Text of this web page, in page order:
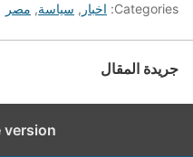
Categories: اخبار , سياسة, مصر
جريدة المقال
version